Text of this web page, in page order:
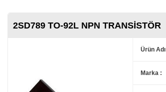
2SD789 TO-92L NPN TRANSISTÖR
Ürün Adı
Marka